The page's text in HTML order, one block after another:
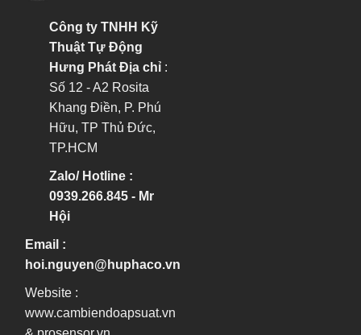
Công ty TNHH Kỹ
Thuật Tự Động
Hưng Phát Địa chỉ :
Số 12 - A2 Rosita
Khang Điền, P. Phú
Hữu, TP Thủ Đức,
TP.HCM
Zalo/ Hotline :
0939.266.845 - Mr
Hội
Email :
hoi.nguyen@huphaco.vn
Website :
www.cambiendoapsuat.vn